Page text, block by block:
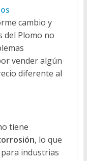
cambio y
del Plomo no
vender algún
diferente al
tiene
, lo que
industrias